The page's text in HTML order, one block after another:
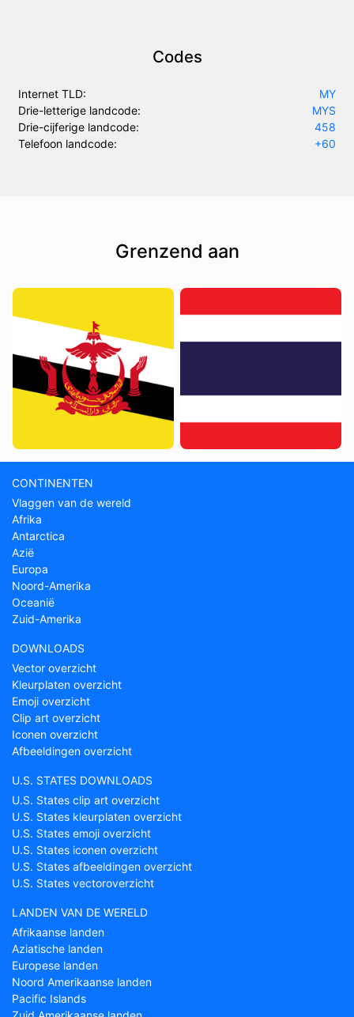
Codes
Internet TLD:
MY
Drie-letterige landcode:
MYS
Drie-cijferige landcode:
458
Telefoon landcode:
+60
Grenzend aan
CONTINENTEN
Vlaggen van de wereld
Afrika
Antarctica
Azië
Europa
Noord-Amerika
Oceanië
Zuid-Amerika
DOWNLOADS
Vector overzicht
Kleurplaten overzicht
Emoji overzicht
Clip art overzicht
Iconen overzicht
Afbeeldingen overzicht
U.S. STATES DOWNLOADS
U.S. States clip art overzicht
U.S. States kleurplaten overzicht
U.S. States emoji overzicht
U.S. States iconen overzicht
U.S. States afbeeldingen overzicht
U.S. States vectoroverzicht
LANDEN VAN DE WERELD
Afrikaanse landen
Aziatische landen
Europese landen
Noord Amerikaanse landen
Pacific Islands